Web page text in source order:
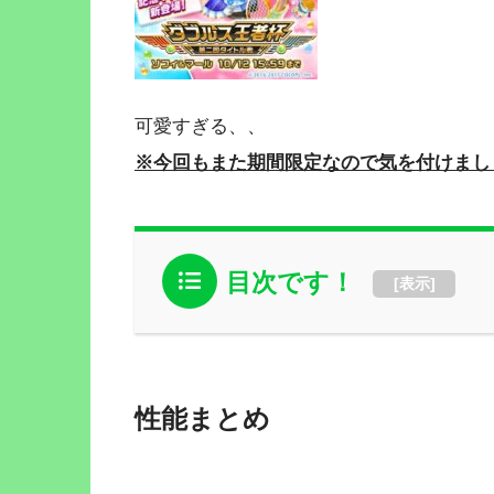
可愛すぎる、、
※今回もまた期間限定なので気を付けま
目次です！ [表示]
性能まとめ